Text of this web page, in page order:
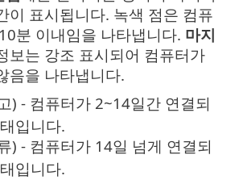
이 표시됩니다. 녹색 점은 컴퓨
분 이내임을 나타냅니다. 마지
보는 강조 표시되어 컴퓨터가
음을 나타냅니다.
) - 컴퓨터가 2~14일간 연결되
입니다.
) - 컴퓨터가 14일 넘게 연결되
입니다.